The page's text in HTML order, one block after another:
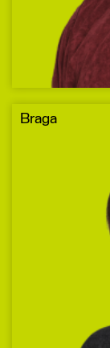
Braga